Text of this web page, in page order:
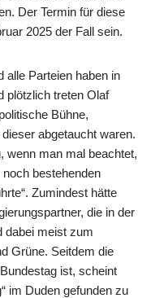
Der Termin für diese
2025 der Fall sein.
alle Parteien haben in
plötzlich treten Olaf
Bühne,
abgetaucht waren.
wenn man mal beachtet,
bestehenden
Zumindest hätte
die in der
dabei meist zum
Grüne. Seitdem die
ist, scheint
im Duden gefunden zu